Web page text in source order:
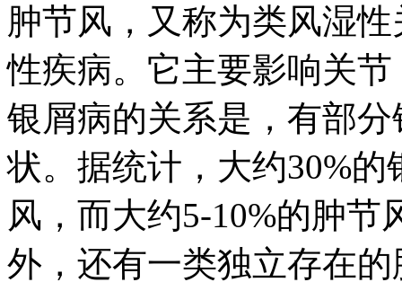
肿节风，又称为类风湿
性疾病。它主要影响关
银屑病的关系是，有部
状。据统计，大约30%
风，而大约5-10%的肿
外，还有一类独立存在